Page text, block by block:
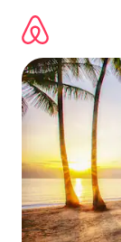
contenido